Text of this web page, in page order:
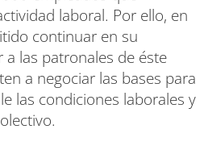
laboral. Por ello, en
continuar en su
las patronales de éste
a negociar las bases para
las condiciones laborales y